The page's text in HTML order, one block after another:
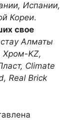
Испании,
Кореи.
свое
Алматы
KZ,
Climate
Real Brick